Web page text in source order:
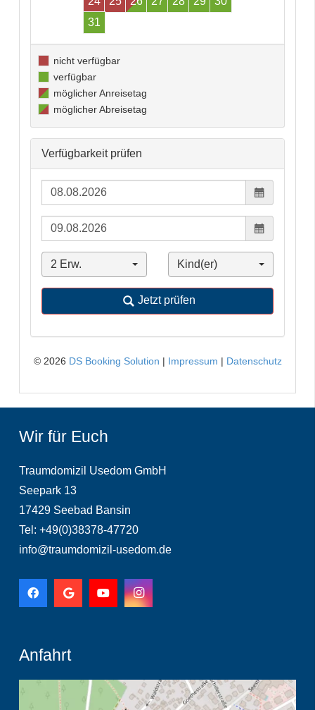
Wir für Euch
Traumdomizil Usedom GmbH
Seepark 13
17429 Seebad Bansin
Tel: +49(0)38378-47720
info@traumdomizil-usedom.de
Anfahrt